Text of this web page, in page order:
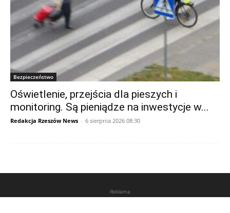
Bezpieczeństwo
Oświetlenie, przejścia dla pieszych i
monitoring. Są pieniądze na inwestycje w...
Redakcja Rzeszów News - 6 sierpnia 2026 08:30
Reklama